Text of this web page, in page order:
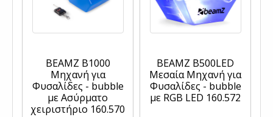
BEAMZ B1000
Μηχανή για
Φυσαλίδες - bubble
με Ασύρματο
χειριστήριο 160.570
BEAMZ B500LED
Μεσαία Μηχανή για
Φυσαλίδες - bubble
με RGB LED 160.572